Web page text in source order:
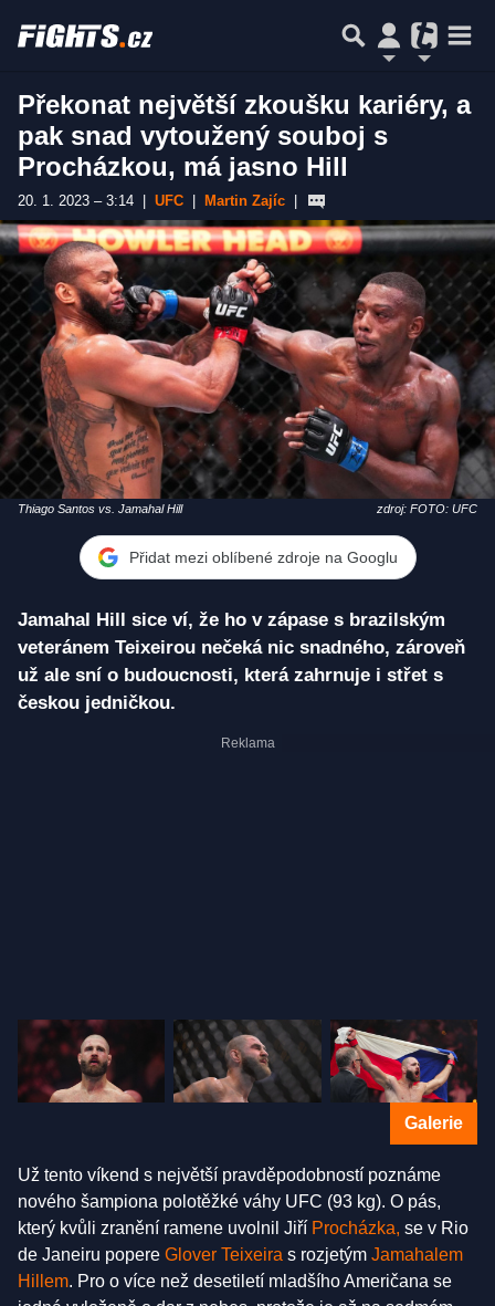
Překonat největší zkoušku kariéry, a
pak snad vytoužený souboj s
Procházkou, má jasno Hill
20. 1. 2023 – 3:14 UFC Martin Zajíc
Thiago Santos vs. Jamahal Hill zdroj: FOTO: UFC
Přidat mezi oblíbené zdroje na Googlu
Jamahal Hill sice ví, že ho v zápase s brazilským
veteránem Teixeirou nečeká nic snadného, zároveň
už ale sní o budoucnosti, která zahrnuje i střet s
českou jedničkou.
Galerie
Už tento víkend s největší pravděpodobností poznáme
nového šampiona polotěžké váhy UFC (93 kg). O pás,
který kvůli zranění ramene uvolnil Jiří Procházka, se v Rio
de Janeiru popere Glover Teixeira s rozjetým Jamahalem
Hillem. Pro o více než desetiletí mladšího Američana se